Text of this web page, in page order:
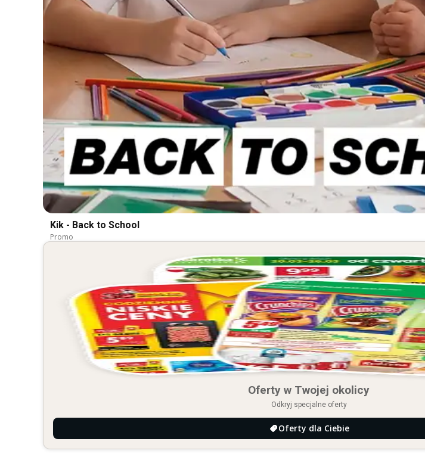
Kik - Back to School
Promo
Oferty w Twojej okolicy
Odkryj specjalne oferty
Oferty dla Ciebie